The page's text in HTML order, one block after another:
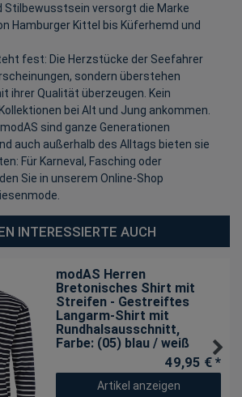
Stilbewusstsein versorgt die Marke
Hamburger Kittel bis Küferhemd und
fest: Die Herzstücke der Seefahrer
sondern überstehen
ihrer Qualität überzeugen. Kein
bei Alt und Jung ankommen.
sind ganze Generationen
auch außerhalb des Alltags bieten sie
Für Karneval, Fasching oder
Sie in unserem Online-Shop
INTERESSIERTE AUCH
modAS Herren
Bretonisches Shirt mit
Streifen - Gestreiftes
Langarm-Shirt mit
Rundhalsausschnitt,
Farbe: (05) blau / weiß
49,95 € *
Artikel anzeigen